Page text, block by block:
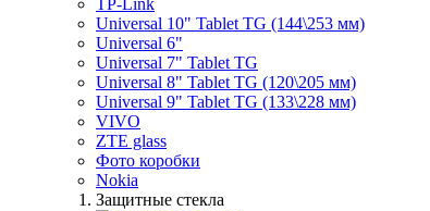
TP-Link
Universal 10" Tablet TG (144\253 мм)
Universal 6"
Universal 7" Tablet TG
Universal 8" Tablet TG (120\205 мм)
Universal 9" Tablet TG (133\228 мм)
VIVO
ZTE glass
Фото коробки
Nokia
Защитные стекла